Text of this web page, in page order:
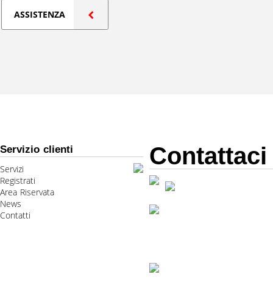
ASSISTENZA
Servizio clienti
Servizi
Registrati
Area Riservata
News
Contatti
Contattaci